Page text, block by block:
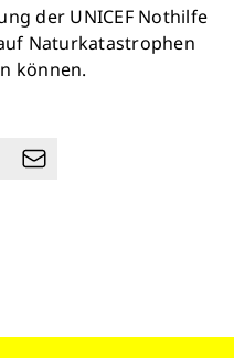
der UNICEF Nothilfe
Naturkatastrophen
können.